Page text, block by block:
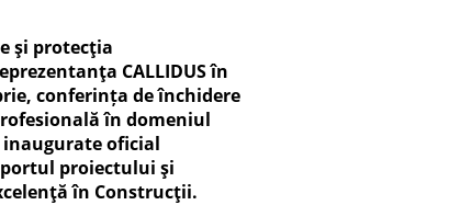
şi protecţia
CALLIDUS în
conferința de închidere
în domeniul
oficial
proiectului şi
în Construcţii.